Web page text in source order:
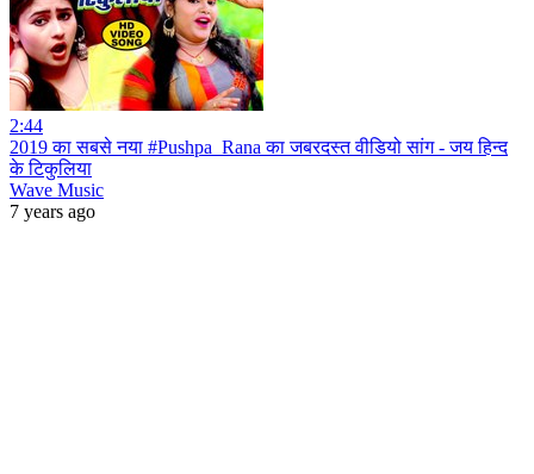
2:44
2019 का सबसे नया #Pushpa_Rana का जबरदस्त वीडियो सांग - जय हिन्द
के टिकुलिया
Wave Music
7 years ago